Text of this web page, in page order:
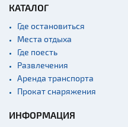
Монастыри
Костелы
Культурные центры
Театры
Концертные залы
экскурсий: г. Минск
КАТАЛОГ
Где остановиться
Места отдыха
Где поесть
Развлечения
Аренда транспорта
Прокат снаряжения
ИНФОРМАЦИЯ